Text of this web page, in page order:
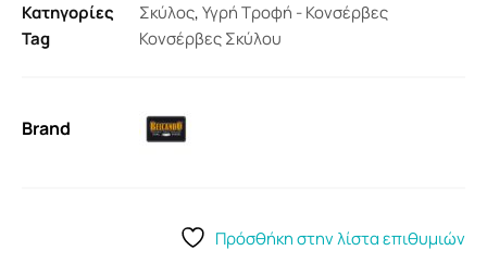
Κατηγορίες
Σκύλος,Υγρή Τροφή - Κονσέρβες
Tag
Κονσέρβες Σκύλου
Brand
Πρόσθήκη στην λίστα επιθυμιών